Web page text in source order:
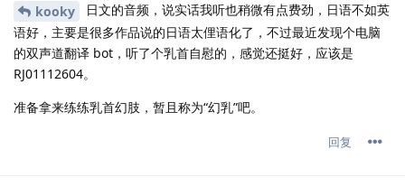
kooky
日文的音频，说实话我听也稍微有点费劲，日语不如英
语好，主要是很多作品说的日语太俚语化了，不过最近发现个电脑
的双声道翻译 bot，听了个乳首自慰的，感觉还挺好，应该是
RJ01112604。
准备拿来练练乳首幻肢，暂且称为“幻乳”吧。
回复